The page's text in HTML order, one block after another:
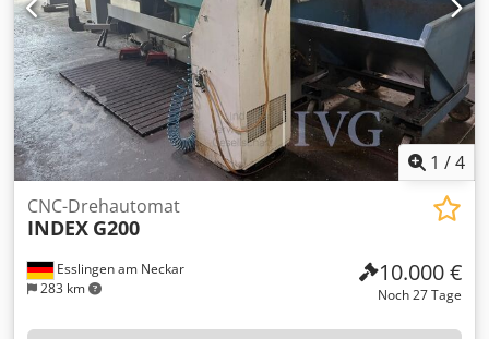
Uyjx Aizsf
1 /4
Esslingen am Neckar
283 km
CNC-Drehautomat
INDEX G200
10.000 €
Noch 27 Tage